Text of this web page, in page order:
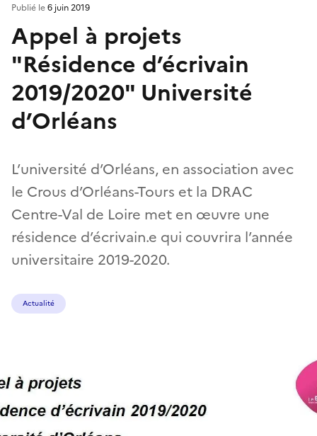
Appel à projets
"Résidence d’écrivain
2019/2020" Université
d’Orléans
L’université d’Orléans, en association avec
le Crous d’Orléans-Tours et la DRAC
Centre-Val de Loire met en œuvre une
résidence d’écrivain.e qui couvrira l’année
universitaire 2019-2020.
Publié le6 juin 2019
Actualité